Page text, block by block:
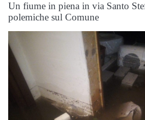
Un fiume in piena in via Santo
polemiche sul Comune